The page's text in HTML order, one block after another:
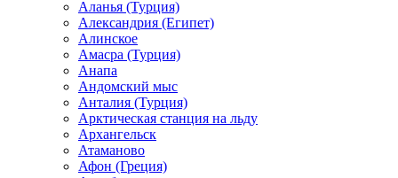
Аланья (Турция)
Александрия (Египет)
Алинское
Амасра (Турция)
Анапа
Андомский мыс
Анталия (Турция)
Арктическая станция на льду
Архангельск
Атаманово
Афон (Греция)